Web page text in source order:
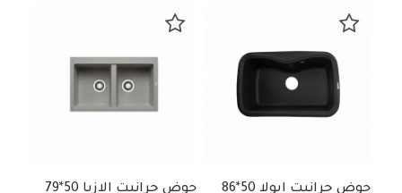
حوض جرانيت ايولا 50*86 حوض جرانيت الازيا 50*79